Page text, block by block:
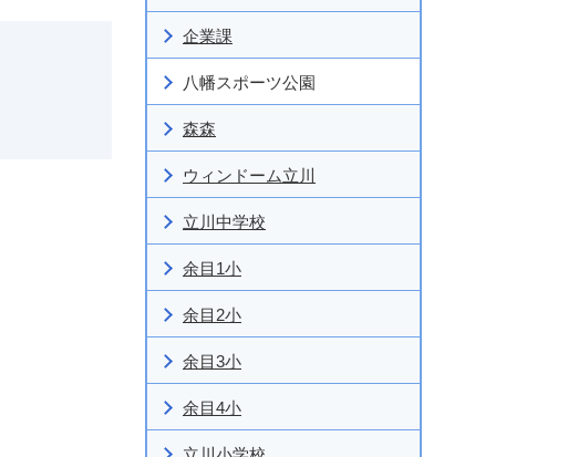
企業課
八幡スポーツ公園
森森
ウィンドーム立川
立川中学校
余目1小
余目2小
余目3小
余目4小